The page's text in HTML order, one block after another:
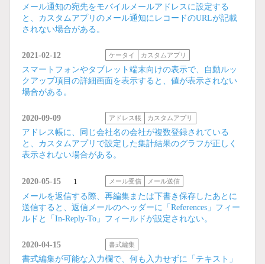
メール通知の宛先をモバイルメールアドレスに設定する
と、カスタムアプリのメール通知にレコードのURLが記載
されない場合がある。
2021-02-12 ケータイ カスタムアプリ
スマートフォンやタブレット端末向けの表示で、自動ルッ
クアップ項目の詳細画面を表示すると、値が表示されない
場合がある。
2020-09-09 アドレス帳 カスタムアプリ
アドレス帳に、同じ会社名の会社が複数登録されている
と、カスタムアプリで設定した集計結果のグラフが正しく
表示されない場合がある。
2020-05-15 1 メール受信 メール送信
メールを返信する際、再編集または下書き保存したあとに
送信すると、返信メールのヘッダーに「References」フィー
ルドと「In-Reply-To」フィールドが設定されない。
2020-04-15 書式編集
書式編集が可能な入力欄で、何も入力せずに「テキスト」